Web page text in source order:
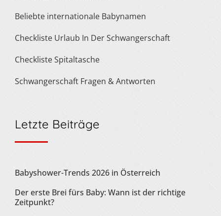
Beliebte internationale Babynamen
Checkliste Urlaub In Der Schwangerschaft
Checkliste Spitaltasche
Schwangerschaft Fragen & Antworten
Letzte Beiträge
Babyshower-Trends 2026 in Österreich
Der erste Brei fürs Baby: Wann ist der richtige
Zeitpunkt?